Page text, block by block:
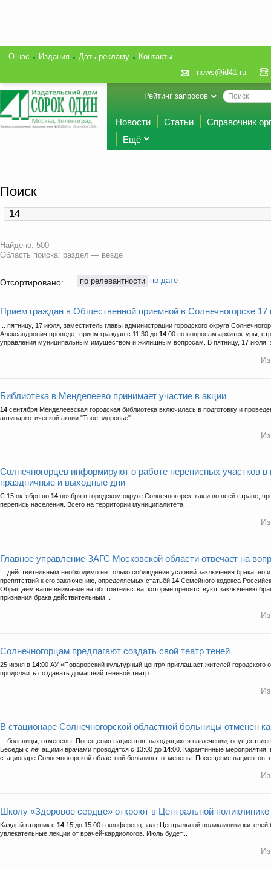
О нас Издания Дать рекламу
Контакты
news@id41.ru
Рейтинг запросов
Новости Статьи
Справочник
Ещё
Поиск
Найдено: 500
Область поиска: раздел — везде
Отсортировано: по релевантности по дате
Прием граждан в Общественной приемной в Солнечногорске
... пятницу, 17 июля, заместитель главы администрации городского округа
Александрович проведет прием граждан с 11.30 до 14 .00 по вопросам архитектуры,
управления муниципальным имуществом и жилищным вопросам. В пятницу, 17 июля,
Библиотека в Менделеево принимает участие в акции
14 сентября Менделеевская городская библиотека включилась в подготовку и
антинаркотической акции "Твое здоровье"...
Солнечногорцев информируют о работе переписных участков в
праздничные и выходные дни
С 15 октября по 14 ноября в городском округе Солнечногорск, как и во всей стране,
перепись населения. Всего на территории муниципалитета...
Главное управление ЗАГС Московской области отвечает на
... действительным необходимо не только соблюдение условий заключения брака, но и
препятствий к его заключению, определяемых статьёй 14 Семейного кодекса
Обращаем ваше внимание на обстоятельства, которые препятствуют заключению
признания брака действительным...
Солнечногорцам предлагают создать свой театр теней
25 июня в 14:00 АУ «Поваровский культурный центр» приглашает жителей городского
продолжить создавать домашний теневой театр....
В стационаре Солнечногорской областной больницы отменен
... больницы, отменены. Посещения пациентов, находящихся на лечении,
Беседы с лечащими врачами проводятся с 13:00 до 14:00. Карантинные мероприятия,
стационаре Солнечногорской областной больницы, отменены. Посещения пациентов,
Школу «Здоровое сердце» откроют в Центральной поликлинике
Каждый вторник с 14:15 до 15:00 в конференц-зале Центральной поликлиники жителей
увлекательные лекции от врачей-кардиологов. Июль будет...